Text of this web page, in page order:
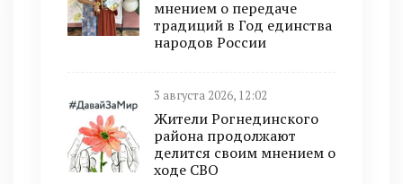
мнением о передаче
традиций в Год единства
народов России
3 августа 2026, 12:02
Жители Рогнединского
района продолжают
делится своим мнением о
ходе СВО